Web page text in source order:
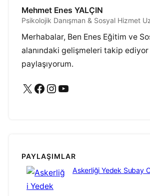
Mehmet Enes YALÇIN
Psikolojik Danışman & Sosyal Hizmet
Merhabalar, Ben Enes Eğitim ve
alanındaki gelişmeleri takip
paylaşıyorum.
X Facebook Instagram YouTube
PAYLAŞIMLAR
Askerliği Yedek Subay